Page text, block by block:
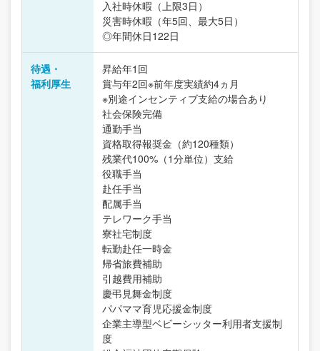
入社時休暇（上限3日）
災害時休暇（年5回、最大5日）
◎年間休日122日
待遇・
福利厚生
昇給年1回
賞与年2回※前年度実績約4ヵ月
※別途インセンティブ支給の場合あり
社会保険完備
通勤手当
資格取得報奨金（約120種類）
残業代100%（1分単位）支給
役職手当
赴任手当
配属手当
テレワーク手当
寮社宅制度
転勤赴任一時金
帰省旅費補助
引越費用補助
慶弔見舞金制度
パパママ育児応援金制度
企業主導型ベビーシッター利用者支援制
度